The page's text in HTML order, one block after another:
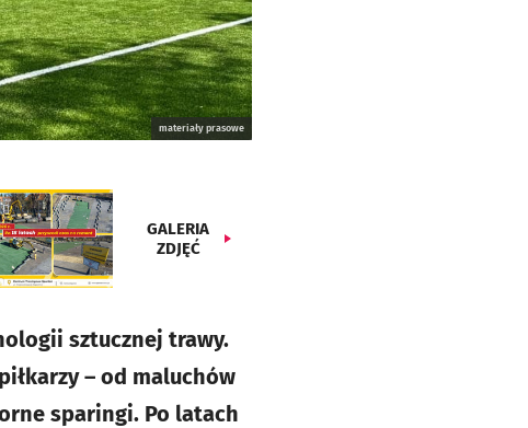
materiały prasowe
GALERIA
ZDJĘĆ
sztucznej trawy.
– od maluchów
sparingi. Po latach